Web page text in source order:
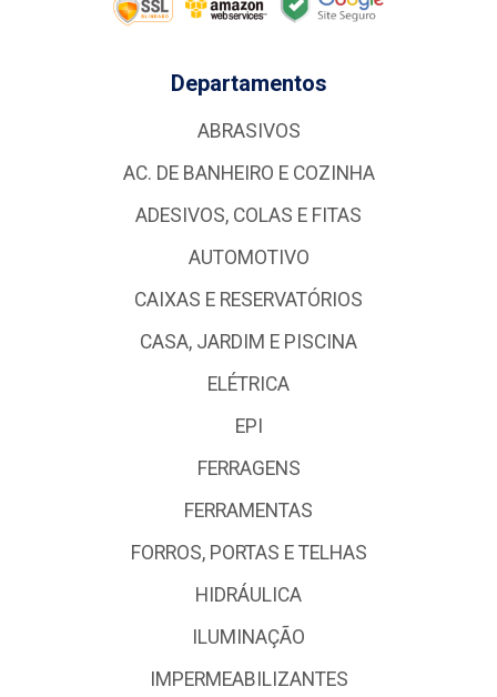
Departamentos
ABRASIVOS
AC. DE BANHEIRO E COZINHA
ADESIVOS, COLAS E FITAS
AUTOMOTIVO
CAIXAS E RESERVATÓRIOS
CASA, JARDIM E PISCINA
ELÉTRICA
EPI
FERRAGENS
FERRAMENTAS
FORROS, PORTAS E TELHAS
HIDRÁULICA
ILUMINAÇÃO
IMPERMEABILIZANTES